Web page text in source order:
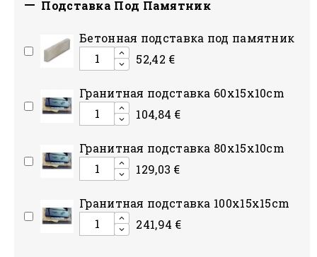
 Подставка Под Памятник
Бетонная подставка под памятник
52,42 €
Гранитная подставка 60x15x10cm
104,84 €
Гранитная подставка 80x15x10сm
129,03 €
Гранитная подставка 100x15x15сm
241,94 €